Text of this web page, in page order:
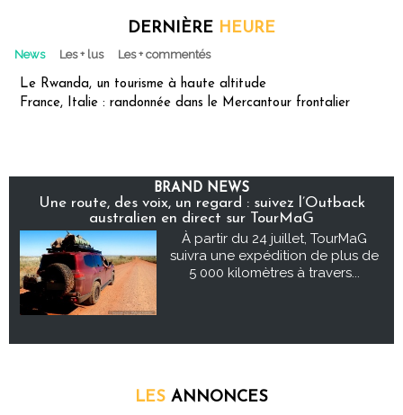
DERNIÈRE HEURE
News Les + lus Les + commentés
Le Rwanda, un tourisme à haute altitude
France, Italie : randonnée dans le Mercantour frontalier
BRAND NEWS
Une route, des voix, un regard : suivez l’Outback
australien en direct sur TourMaG
À partir du 24 juillet, TourMaG
suivra une expédition de plus de
5 000 kilomètres à travers...
LES ANNONCES